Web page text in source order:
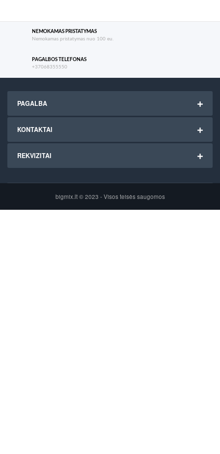
NEMOKAMAS PRISTATYMAS
Nemokamas pristatymas nuo 100 eu.
PAGALBOS TELEFONAS
+37068355550
PAGALBA
KONTAKTAI
REKVIZITAI
bigmix.lt © 2023 - Visos teisės saugomos